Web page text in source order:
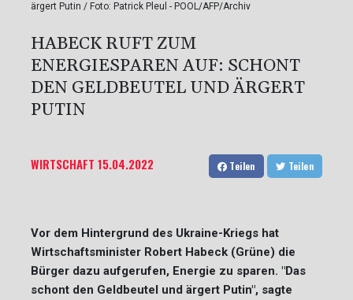
ärgert Putin / Foto: Patrick Pleul - POOL/AFP/Archiv
HABECK RUFT ZUM
ENERGIESPAREN AUF: SCHONT
DEN GELDBEUTEL UND ÄRGERT
PUTIN
WIRTSCHAFT 15.04.2022 Teilen Teilen
Vor dem Hintergrund des Ukraine-Kriegs hat
Wirtschaftsminister Robert Habeck (Grüne) die
Bürger dazu aufgerufen, Energie zu sparen. "Das
schont den Geldbeutel und ärgert Putin", sagte